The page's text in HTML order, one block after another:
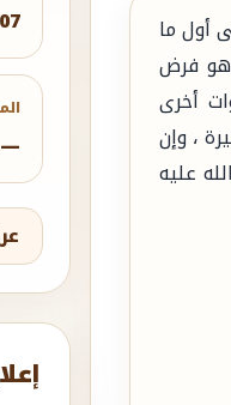
—
أول ما
هو فرض
أخرى
، وإن
عليه